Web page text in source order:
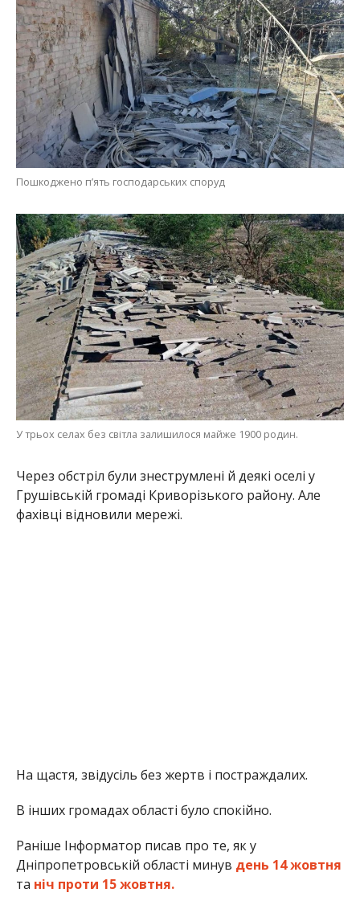
Пошкоджено п’ять господарських споруд
У трьох селах без світла залишилося майже 1900 родин.
Через обстріл були знеструмлені й деякі оселі у
Грушівській громаді Криворізького району. Але
фахівці відновили мережі.
На щастя, звідусіль без жертв і постраждалих.
В інших громадах області було спокійно.
Раніше Інформатор писав про те, як у
Дніпропетровській області минув день 14 жовтня
та ніч проти 15 жовтня.